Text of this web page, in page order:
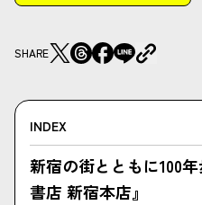
SHARE
INDEX
新宿の街とともに100
書店 新宿本店』